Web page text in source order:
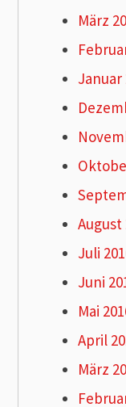
März
Januar
August
Juli
Juni
Mai
April
März